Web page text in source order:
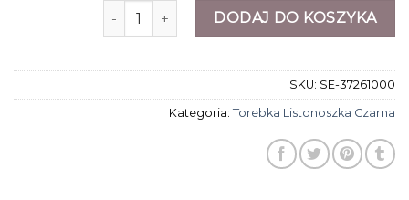
ilość torebka listonoszka czarna
DODAJ DO KOSZYKA
SKU: SE-37261000
Kategoria: Torebka Listonoszka Czarna